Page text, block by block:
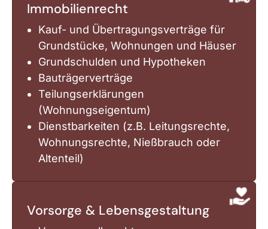
Immobilienrecht
Kauf- und Übertragungsverträge für
Grundstücke, Wohnungen und Häuser
Grundschulden und Hypotheken
Bauträgerverträge
Teilungserklärungen
(Wohnungseigentum)
Dienstbarkeiten (z.B. Leitungsrechte,
Wohnungsrechte, Nießbrauch oder
Altenteil)
Vorsorge & Lebensgestaltung